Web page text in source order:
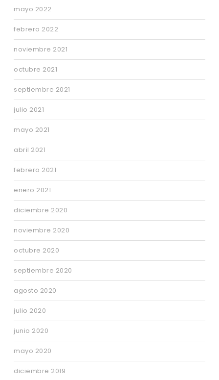
mayo 2022
febrero 2022
noviembre 2021
octubre 2021
septiembre 2021
julio 2021
mayo 2021
abril 2021
febrero 2021
enero 2021
diciembre 2020
noviembre 2020
octubre 2020
septiembre 2020
agosto 2020
julio 2020
junio 2020
mayo 2020
diciembre 2019